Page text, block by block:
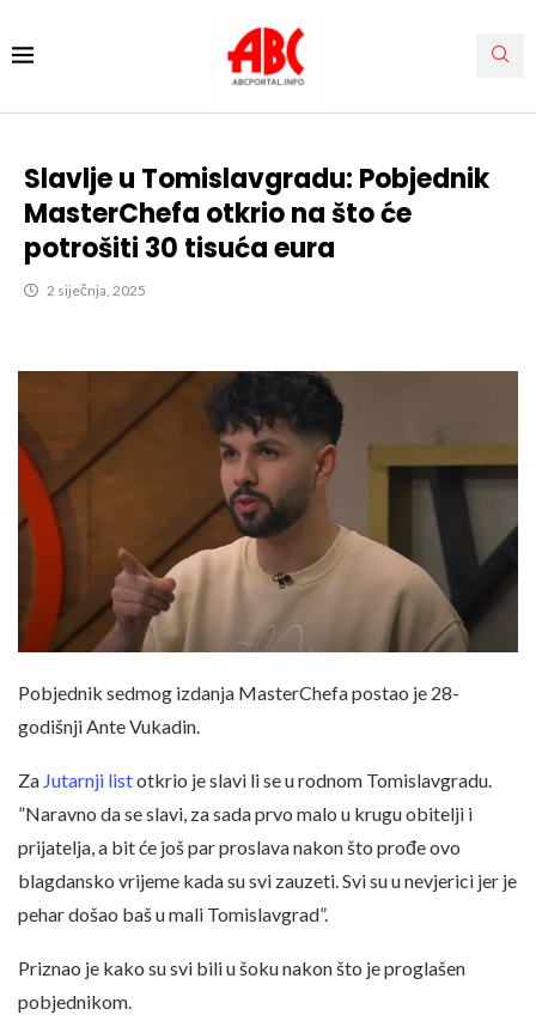
Slavlje u Tomislavgradu: Pobjednik
MasterChefa otkrio na što će
potrošiti 30 tisuća eura
2 siječnja, 2025
Pobjednik sedmog izdanja MasterChefa postao je 28-
godišnji Ante Vukadin.
Za Jutarnji listotkrio je slavi li se u rodnom Tomislavgradu.
”Naravno da se slavi, za sada prvo malo u krugu obitelji i
prijatelja, a bit će još par proslava nakon što prođe ovo
blagdansko vrijeme kada su svi zauzeti. Svi su u nevjerici jer je
pehar došao baš u mali Tomislavgrad”.
Priznao je kako su svi bili u šoku nakon što je proglašen
pobjednikom.